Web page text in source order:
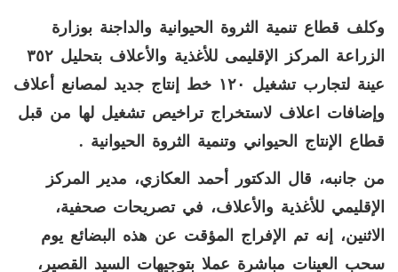
وكلف قطاع تنمية الثروة الحيوانية والداجنة بوزارة
الزراعة المركز الإقليمى للأغذية والأعلاف بتحليل ٣٥٢
عينة لتجارب تشغيل ١٢٠ خط إنتاج جديد لمصانع أعلاف
وإضافات اعلاف لاستخراج تراخيص تشغيل لها من قبل
قطاع الإنتاج الحيواني وتنمية الثروة الحيوانية .
من جانبه، قال الدكتور أحمد العكازي، مدير المركز
الإقليمي للأغذية والأعلاف، في تصريحات صحفية،
الاثنين، إنه تم الإفراج المؤقت عن هذه البضائع يوم
سحب العينات مباشرة عملا بتوجيهات السيد القصير،